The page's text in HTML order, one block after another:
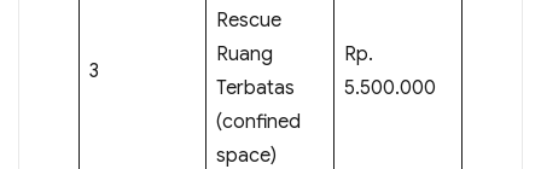
3
Rescue
Ruang
Terbatas
(confined
space)
Rp.
5.500.000